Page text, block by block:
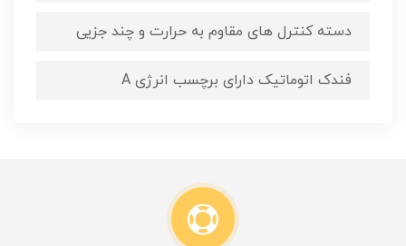
دسته کنترل های مقاوم به حرارت و چند جزیی
فندک اتوماتیک دارای برچسب انرژی A